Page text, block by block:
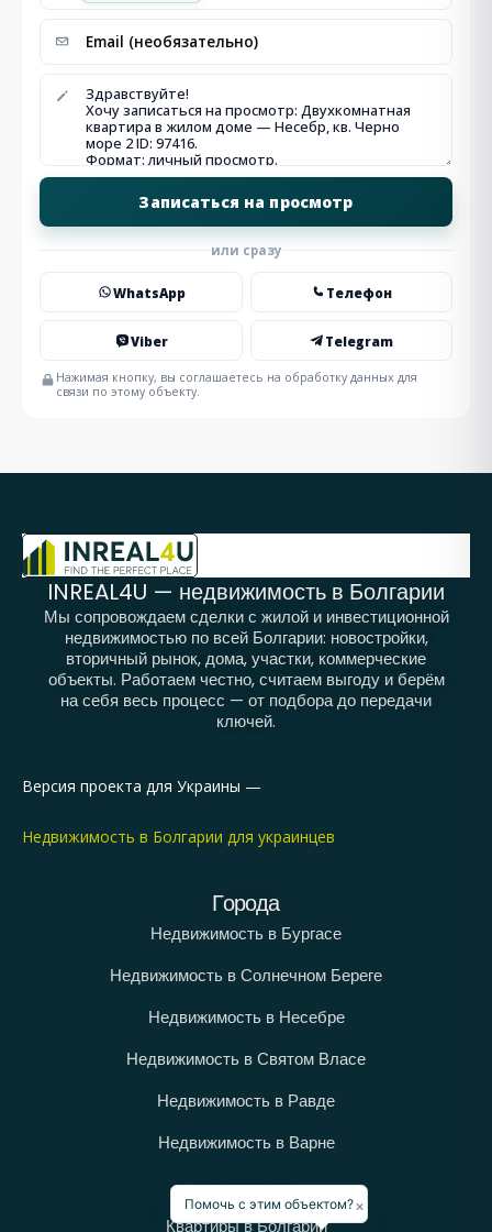
или сразу
WhatsApp Телефон
Viber Telegram
Нажимая кнопку, вы соглашаетесь на обработку данных для
связи по этому объекту.
INREAL4U — недвижимость в Болгарии
Мы сопровождаем сделки с жилой и инвестиционной
недвижимостью по всей Болгарии: новостройки,
вторичный рынок, дома, участки, коммерческие
объекты. Работаем честно, считаем выгоду и берём
на себя весь процесс — от подбора до передачи
ключей.
Версия проекта для Украины —
Недвижимость в Болгарии для украинцев
Города
Недвижимость в Бургасе
Недвижимость в Солнечном Береге
Недвижимость в Несебре
Недвижимость в Святом Власе
Недвижимость в Равде
Недвижимость в Варне
Категории
Квартиры в Болгарии
×
Помочь с этим объектом?